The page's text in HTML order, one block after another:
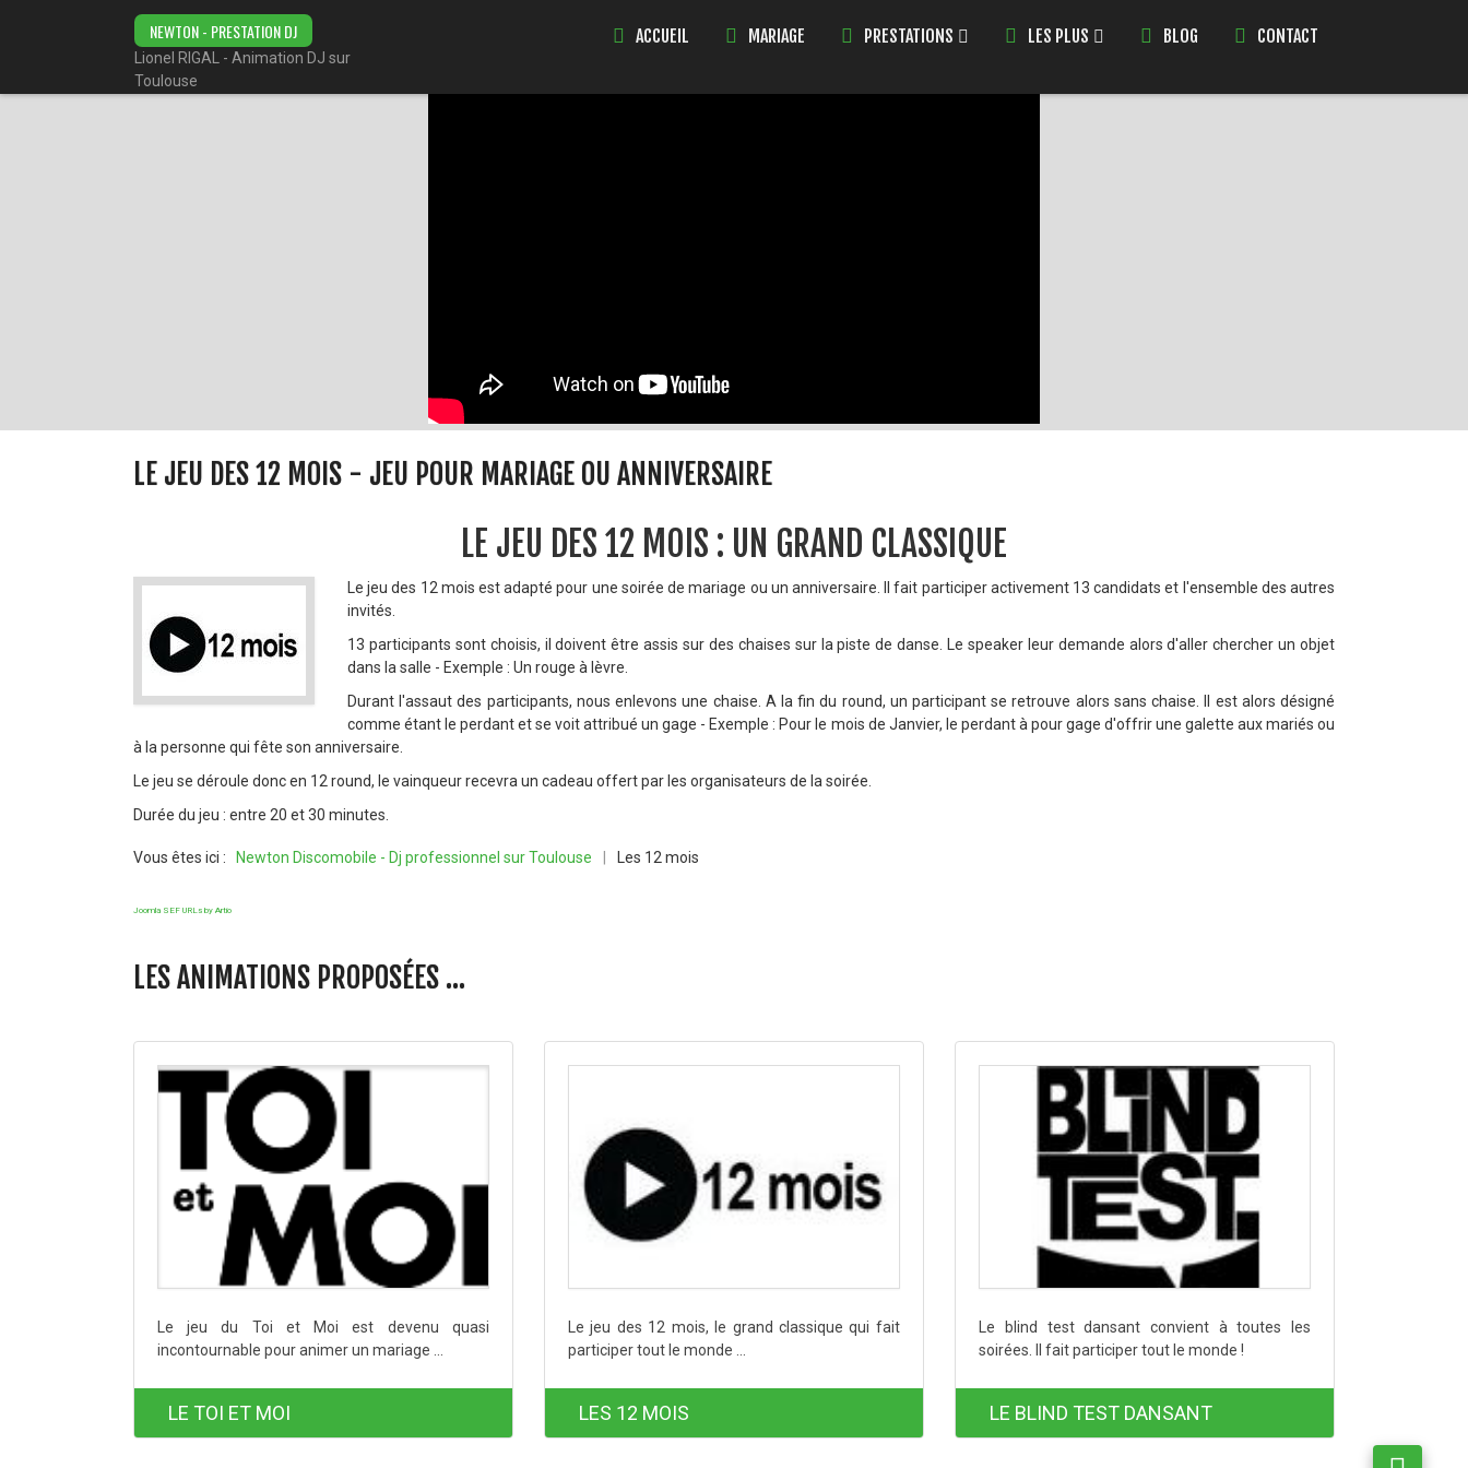
NEWTON - PRESTATION DJ
Lionel RIGAL - Animation DJ sur
Toulouse
ACCUEIL MARIAGE PRESTATIONS LES PLUS BLOG CONTACT
LE JEU DES 12 MOIS - JEU POUR MARIAGE OU ANNIVERSAIRE
LE JEU DES 12 MOIS : UN GRAND CLASSIQUE
Le jeu des 12 mois est adapté pour une soirée de mariage ou un anniversaire. Il fait participer activement 13 candidats et l'ensemble des autres
invités.
13 participants sont choisis, il doivent être assis sur des chaises sur la piste de danse. Le speaker leur demande alors d'aller chercher un objet
dans la salle - Exemple : Un rouge à lèvre.
Durant l'assaut des participants, nous enlevons une chaise. A la fin du round, un participant se retrouve alors sans chaise. Il est alors désigné
comme étant le perdant et se voit attribué un gage - Exemple : Pour le mois de Janvier, le perdant à pour gage d'offrir une galette aux mariés ou
à la personne qui fête son anniversaire.
Le jeu se déroule donc en 12 round, le vainqueur recevra un cadeau offert par les organisateurs de la soirée.
Durée du jeu : entre 20 et 30 minutes.
Vous êtes ici : Newton Discomobile - Dj professionnel sur Toulouse Les 12 mois
Joomla SEF URLs by Artio
LES ANIMATIONS PROPOSÉES ...
Le jeu du Toi et Moi est devenu quasi
incontournable pour animer un mariage ...
LE TOI ET MOI
Le jeu des 12 mois, le grand classique qui fait
participer tout le monde ...
LES 12 MOIS
Le blind test dansant convient à toutes les
soirées. Il fait participer tout le monde !
LE BLIND TEST DANSANT